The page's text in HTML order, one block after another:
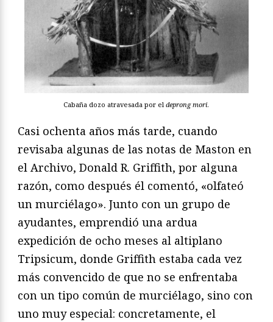
Cabaña dozo atravesada por eldeprong mori.
Casi ochenta años más tarde, cuando
revisaba algunas de las notas de Maston en
el Archivo, Donald R. Griffith, por alguna
razón, como después él comentó, «olfateó
un murciélago». Junto con un grupo de
ayudantes, emprendió una ardua
expedición de ocho meses al altiplano
Tripsicum, donde Griffith estaba cada vez
más convencido de que no se enfrentaba
con un tipo común de murciélago, sino con
uno muy especial: concretamente, el